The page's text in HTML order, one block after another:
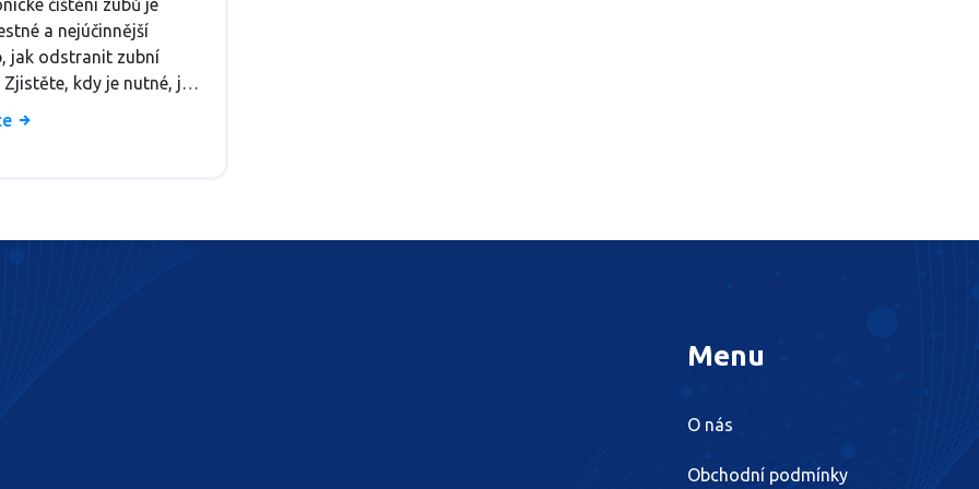
znát
čištění zubů je
a nejúčinnější
jak odstranit zubní
Zjistěte, kdy je nutné, jak
a proč ho nevyhazujte.
Menu
O nás
Obchodní podmínky